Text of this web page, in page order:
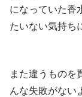
になっていた香
たいない気持ち
また違うものを
んな失敗がない